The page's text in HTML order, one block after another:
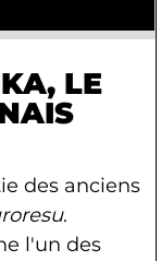
, LE
des anciens
.
l'un des